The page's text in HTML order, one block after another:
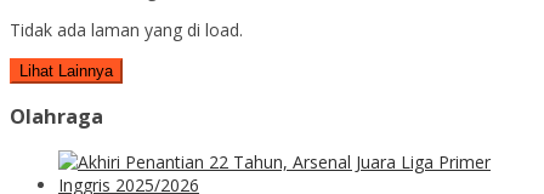
Tidak ada laman yang di load.
Lihat Lainnya
Olahraga